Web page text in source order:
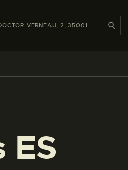
VERNEAU, 2, 35001